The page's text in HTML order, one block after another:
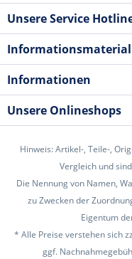
Unsere Service
Informationsmaterial
Informationen
Unsere Onlineshops
Hinweis: Artikel-, Teile-,
Vergleich und
Die Nennung von Namen,
zu Zwecken der
Eigentum
* Alle Preise verstehen sich
ggf.